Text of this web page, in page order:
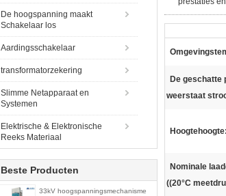
De hoogspanning maakt
Schakelaar los
Aardingsschakelaar
transformatorzekering
Slimme Netapparaat en
Systemen
Elektrische & Elektronische
Reeks Materiaal
Beste Producten
33kV hoogspanningsmechanisme
De geschatte
weerstaat
Hoogtehoogte:
Nominale
((20°C